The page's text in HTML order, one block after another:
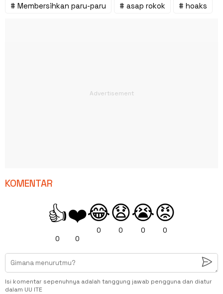
# Membersihkan paru-paru
# asap rokok # hoaks
KOMENTAR
👍
0
❤️
0
😂
0
😧
0
😭
0
😡
0
Isi komentar sepenuhnya adalah tanggung jawab pengguna dan diatur
dalam UU ITE